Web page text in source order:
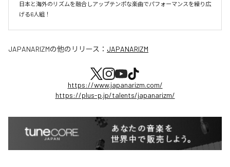
日本と海外のリズムを融合しアップテンポな楽曲でパフォーマンスを繰り広
げる6人組！
JAPANARIZMの他のリリース： JAPANARIZM
https://www.japanarizm.com/
https://plus-p.jp/talents/japanarizm/